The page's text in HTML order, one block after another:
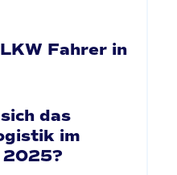
Fahrer in
das
im